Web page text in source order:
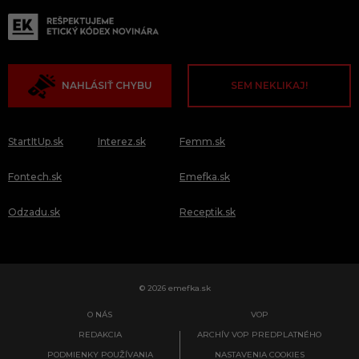
NAHLÁSIŤ CHYBU SEM NEKLIKAJ!
StartItUp.sk
Fontech.sk
Odzadu.sk
Interez.sk Femm.sk
Emefka.sk
Receptik.sk
© 2026 emefka.sk
O NÁS
REDAKCIA
PODMIENKY POUŽÍVANIA
VOP
ARCHÍV VOP PREDPLATNÉHO
NASTAVENIA COOKIES